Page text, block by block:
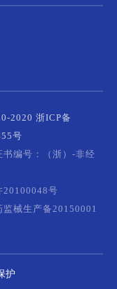
2020 浙ICP备
号
编号：（浙）-非经
20100048号
械生产备20150001
护